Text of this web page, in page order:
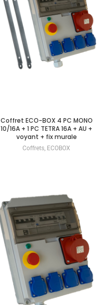
Coffret ECO-BOX 4 PC MONO
10/16A + 1 PC TETRA 16A + AU +
voyant + fix murale
Coffrets, ECOBOX